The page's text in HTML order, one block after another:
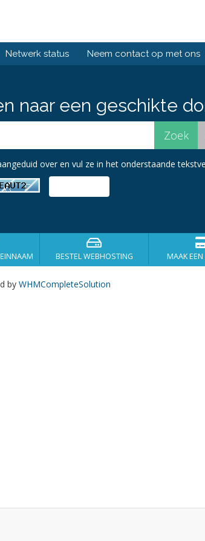
Netwerk status Neem contact op met ons
naar een geschikte
over en vul ze in het onderstaande
BESTEL WEBHOSTING MAAK
by WHMCompleteSolution